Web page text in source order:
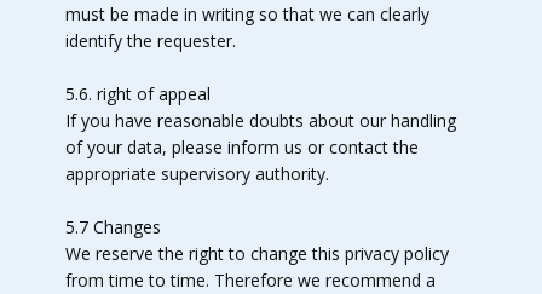
must be made in writing so that we can clearly
identify the requester.
5.6. right of appeal
If you have reasonable doubts about our handling
of your data, please inform us or contact the
appropriate supervisory authority.
5.7 Changes
We reserve the right to change this privacy policy
from time to time. Therefore we recommend a